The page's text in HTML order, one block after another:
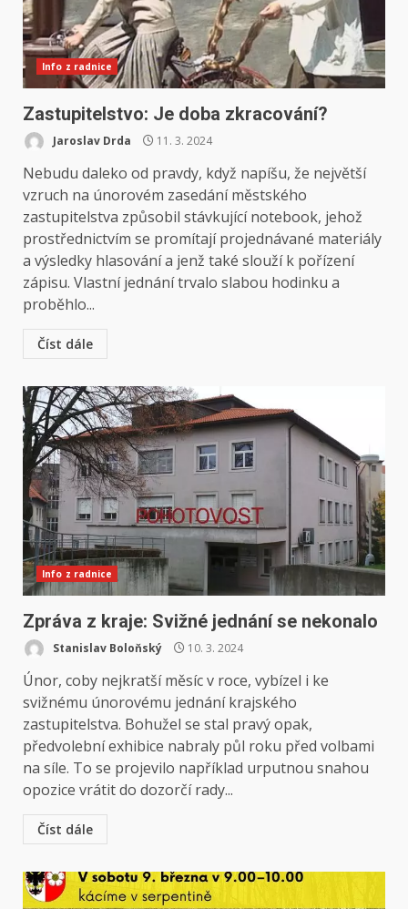
Info z radnice
Zastupitelstvo: Je doba zkracování?
Jaroslav Drda 11. 3. 2024
Nebudu daleko od pravdy, když napíšu, že největší
vzruch na únorovém zasedání městského
zastupitelstva způsobil stávkující notebook, jehož
prostřednictvím se promítají projednávané materiály
a výsledky hlasování a jenž také slouží k pořízení
zápisu. Vlastní jednání trvalo slabou hodinku a
proběhlo...
Číst dále
Info z radnice
Zpráva z kraje: Svižné jednání se nekonalo
Stanislav Boloňský 10. 3. 2024
Únor, coby nejkratší měsíc v roce, vybízel i ke
svižnému únorovému jednání krajského
zastupitelstva. Bohužel se stal pravý opak,
předvolební exhibice nabraly půl roku před volbami
na síle. To se projevilo například urputnou snahou
opozice vrátit do dozorčí rady...
Číst dále